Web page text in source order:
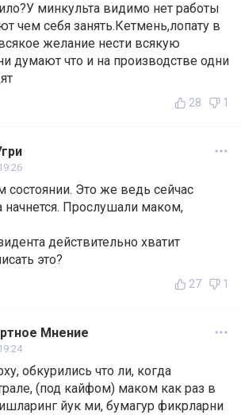
минкульта видимо нет работы
чем себя занять.Кетмень,лопату в
желание нести всякую
думают что и на производстве одни
28 1
Это же ведь сейчас
начнется. Прослушали маком,
действительно хватит
это?
27 1
Мнение
обкурились что ли, когда
(под кайфом) маком как раз в
йук ми, бумагур фикрларни